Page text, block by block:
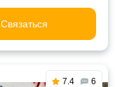
Связаться
7.4 6